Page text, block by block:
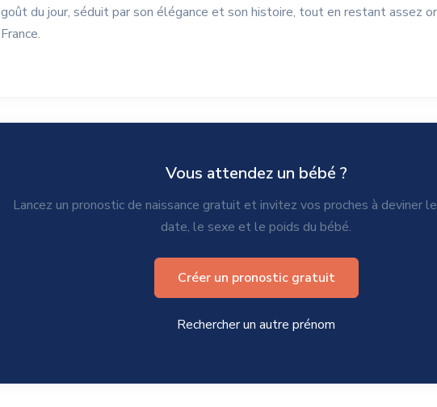
goût du jour, séduit par son élégance et son histoire, tout en restant assez
France.
Vous attendez un bébé ?
Lancez un pronostic de naissance gratuit et invitez vos proches à deviner
date, le sexe et le poids du bébé.
Créer un pronostic gratuit
Rechercher un autre prénom